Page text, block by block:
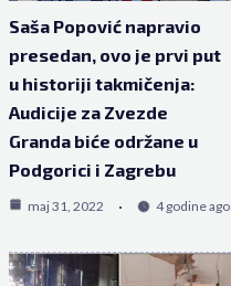
Saša Popović napravio
presedan, ovo je prvi put
u historiji takmičenja:
Audicije za Zvezde
Granda biće održane u
Podgorici i Zagrebu
maj 31, 2022 4 godine ago